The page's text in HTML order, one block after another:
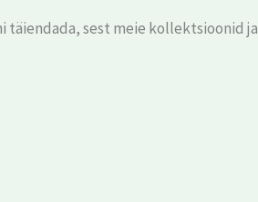
täiendada, sest meie kollektsioonid ja